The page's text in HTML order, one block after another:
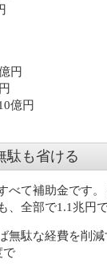
円
億円
駄も省ける
べて補助金です
、全部で1.1兆円
無駄な経費を削
で